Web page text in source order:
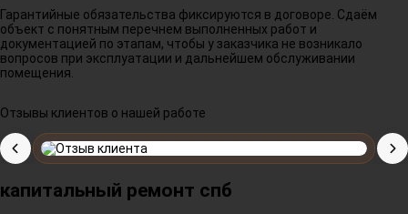
Гарантийные обязательства фиксируются в договоре. Сдаём
объект с понятным перечнем выполненных работ и
документацией по этапам, чтобы у заказчика не возникало
вопросов при эксплуатации и дальнейшем обслуживании
помещения.
Отзывы клиентов о нашей работе
капитальный ремонт спб